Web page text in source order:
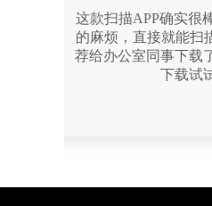
我出差时发文件都
再分享给同事用的
非常方便，软件很